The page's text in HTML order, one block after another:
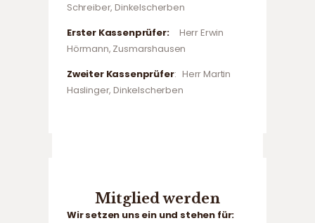
Schreiber, Dinkelscherben
Erster Kassenprüfer:Herr Erwin
Hörmann, Zusmarshausen
Zweiter Kassenprüfer: Herr Martin
Haslinger, Dinkelscherben
Mitglied werden
Wir setzen uns ein und stehen für: